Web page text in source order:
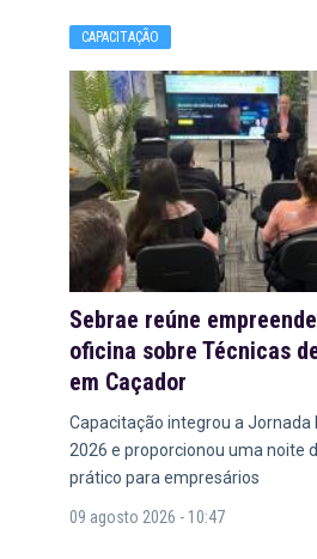
CAPACITAÇÃO
Sebrae reúne
oficina sobre Técnicas
em Caçador
Capacitação integrou a Jornada
2026 e proporcionou uma noite
prático para empresários
09 agosto 2026 - 10:47